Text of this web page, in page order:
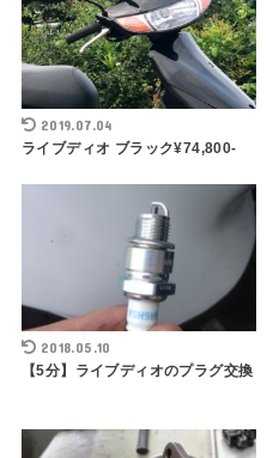
2019.07.04
ライブディオ ブラック¥74,800-
2018.05.10
【5分】ライブディオのプラグ交換